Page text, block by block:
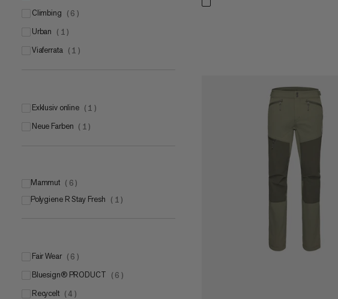
climbing ( 6 )
urban ( 1 )
viaferrata ( 1 )
Exklusiv online ( 1 )
Neue Farben ( 1 )
Mammut ( 6 )
Mammut FLEXGUARD Active
Polygiene R Stay Fresh ( 1 )
Fair Wear ( 6 )
bluesign® PRODUCT ( 6 )
Recycelt ( 4 )